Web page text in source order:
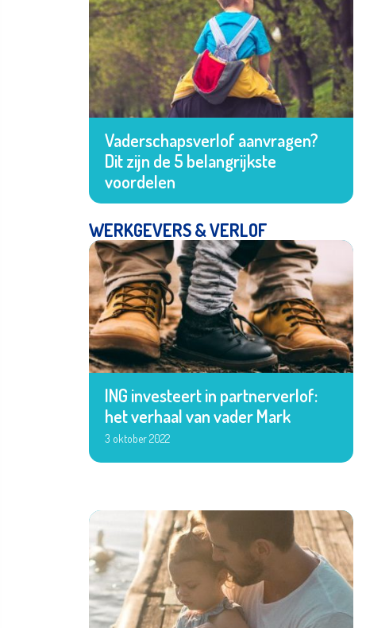
Vaderschapsverlof aanvragen?
Dit zijn de 5 belangrijkste
voordelen
WERKGEVERS & VERLOF
ING investeert in partnerverlof:
het verhaal van vader Mark
3 oktober 2022